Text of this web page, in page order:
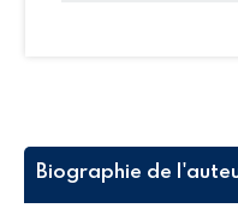
Biographie de